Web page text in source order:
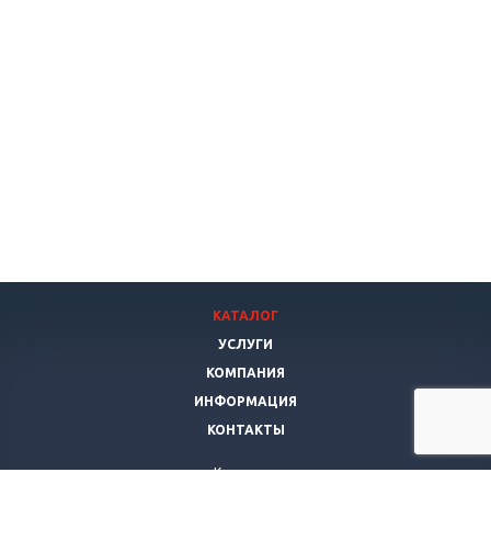
КАТАЛОГ
УСЛУГИ
КОМПАНИЯ
ИНФОРМАЦИЯ
КОНТАКТЫ
Компания